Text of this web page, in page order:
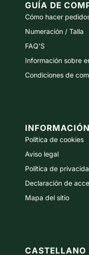
GUÍA DE
Cómo hacer
Numeración / Talla
FAQ’S
Información sobre
Condiciones de
INFORMACIÓN
Política de cookies
Aviso legal
Política de
Declaración de
Mapa del sitio
CASTELLANO